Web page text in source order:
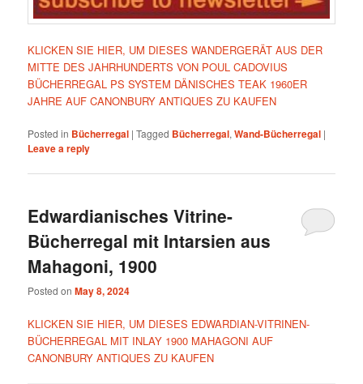
KLICKEN SIE HIER, UM DIESES WANDERGERÄT AUS DER
MITTE DES JAHRHUNDERTS VON POUL CADOVIUS
BÜCHERREGAL PS SYSTEM DÄNISCHES TEAK 1960ER
JAHRE AUF CANONBURY ANTIQUES ZU KAUFEN
Posted in Bücherregal |Tagged Bücherregal,Wand-Bücherregal |
Leave a reply
Edwardianisches Vitrine-
Bücherregal mit Intarsien aus
Mahagoni, 1900
Posted onMay 8, 2024
KLICKEN SIE HIER, UM DIESES EDWARDIAN-VITRINEN-
BÜCHERREGAL MIT INLAY 1900 MAHAGONI AUF
CANONBURY ANTIQUES ZU KAUFEN